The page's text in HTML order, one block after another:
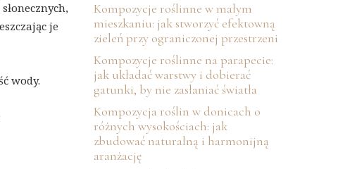
je
wody.
Kompozycje roślinne w małym
mieszkaniu: jak stworzyć efektowną
zieleń przy ograniczonej przestrzeni
Kompozycje roślinne na parapecie:
jak układać warstwy i dobierać
gatunki, by nie zasłaniać światła
Kompozycja roślin w donicach o
różnych wysokościach: jak
zbudować naturalną i harmonijną
aranżację